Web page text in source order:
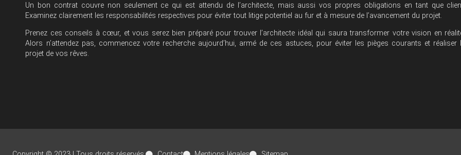
Un bon contrat couvre non seulement ce qui est attendu de l’architecte, mais aussi vos propres obligations en tant que
Examinez clairement les responsabilités respectives pour éviter tout litige potentiel au fur et à mesure de l’avancement du projet.
Prenez ces conseils à cœur, et vous serez bien préparé pour trouver l’architecte idéal qui saura transformer votre vision en
Alors n’attendez pas, commencez votre recherche aujourd’hui, armé de ces astuces, pour éviter les pièges courants et réaliser
projet de vos rêves.